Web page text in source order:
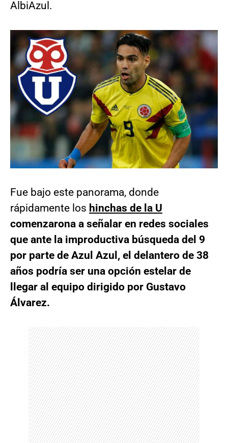
AlbiAzul.
Fue bajo este panorama, donde
rápidamente los hinchas de la U
comenzarona a señalar en redes sociales
que ante la improductiva búsqueda del 9
por parte de Azul Azul, el delantero de 38
años podría ser una opción estelar de
llegar al equipo dirigido por Gustavo
Álvarez.